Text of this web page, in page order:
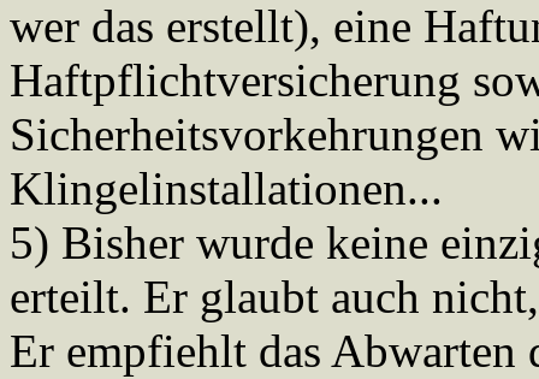
wer das erstellt), eine
Haftpflichtversicherung
Sicherheitsvorkehrungen
Klingelinstallationen...
5) Bisher wurde keine
erteilt. Er glaubt auch
Er empfiehlt das Abwarten